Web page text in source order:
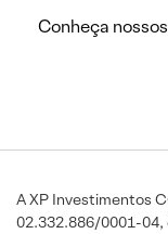
Conheça
A XP Investimentos
02.332.886/0001-04,